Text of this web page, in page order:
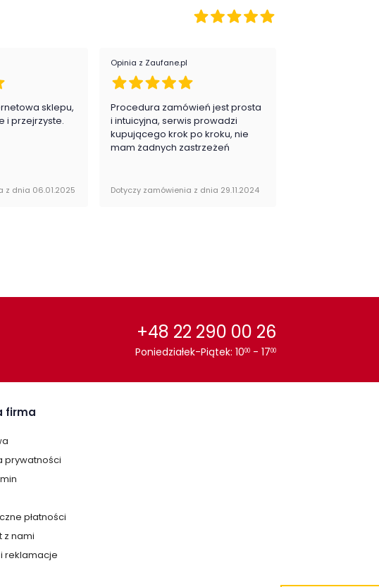
sklepu,
i przejrzyste.
z dnia 06.01.2025
Opinia z Zaufane.pl
Procedura zamówień jest prosta
i intuicyjna, serwis prowadzi
kupującego krok po kroku, nie
mam żadnych zastrzeżeń
Dotyczy zamówienia z dnia 29.11.2024
+48 22 290 00 26
Poniedziałek-Piątek: 1000 - 1700
firma
prywatności
płatności
z nami
reklamacje